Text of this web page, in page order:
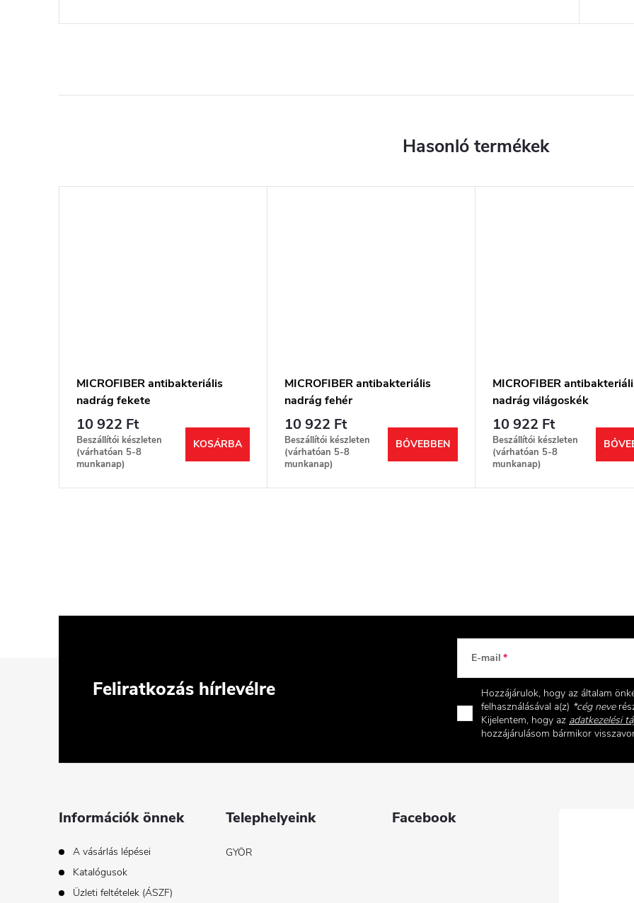
MICROFIBER antibakteriális
nadrág fekete
10 922 Ft
Beszállítói készleten
(várhatóan 5-8
munkanap)
KOSÁRBA
MICROFIBER antibakteriális
nadrág fehér
10 922 Ft
Beszállítói készleten
(várhatóan 5-8
munkanap)
BŐVEBBEN
MICROFIBER
nadrág világoskék
10 922 Ft
Beszállítói készleten
(várhatóan 5-8
munkanap)
Feliratkozás hírlevélre
E-mail
Hozzájárulok, hogy az általam
felhasználásával a(z) *cég neve
Kijelentem, hogy az adatkezelési
hozzájárulásom bármikor
Információk önnek
A vásárlás lépései
Katalógusok
Üzleti feltételek (ÁSZF)
Telephelyeink
GYÖR
Facebook